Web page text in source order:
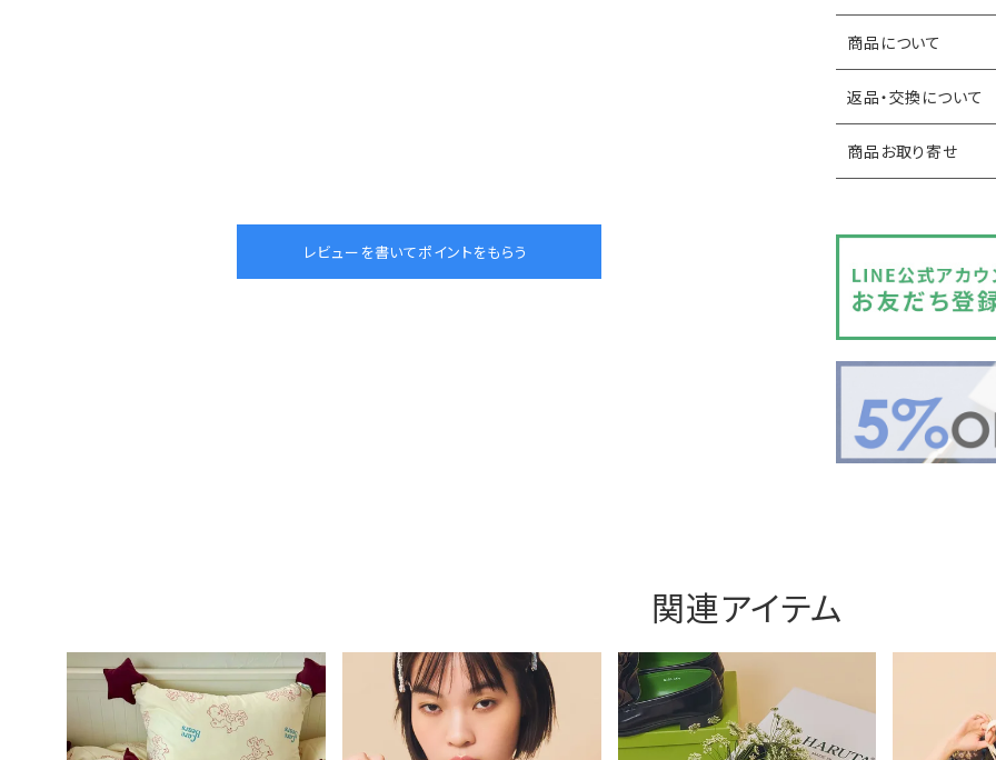
商品について
返品・交換について
商品お取り寄せ
関連アイテム